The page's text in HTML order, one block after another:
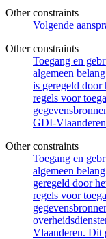
Other constraints
Volgende
Other constraints
Toegang en
algemeen
is geregeld door
regels voor
GDI-
Other constraints
Toegang en
algemeen
geregeld door
regels voor
Vlaanderen. Dit